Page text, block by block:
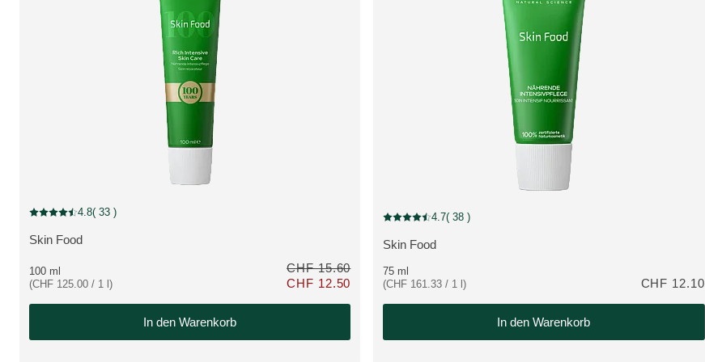
Limited Edition, Rabatt
MEHR ZUM PRODUKT:
Skin Food
Aktuelle Bewertung: 4.8 von 5 Sternen bewertet von 33 Kunden
4.8( 33 )
100 ml
(CHF 125.00 / 1 l)
CHF 15.60
CHF 12.50
In den Warenkorb
Neue Verpackung
MEHR ZUM PRODUKT:
Skin Food
Aktuelle Bewertung: 4.7 von 5 Sternen bewertet von 38 Kunden
4.7( 38 )
75 ml
(CHF 161.33 / 1 l)
CHF 12.10
In den Warenkorb